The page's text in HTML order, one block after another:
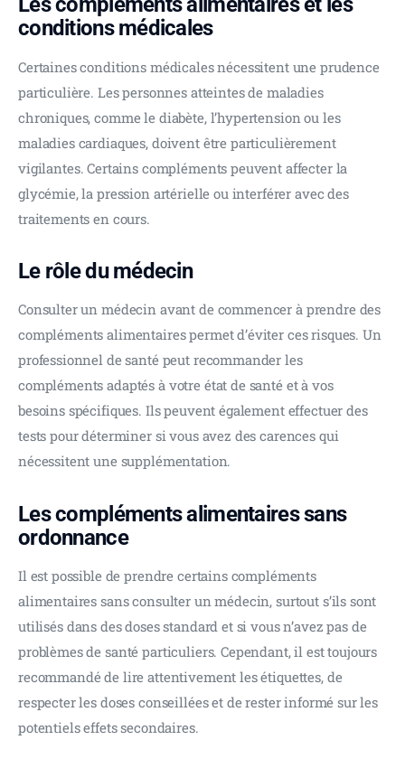
conditions médicales
Certaines conditions médicales nécessitent une prudence
particulière. Les personnes atteintes de maladies
chroniques, comme le diabète, l’hypertension ou les
maladies cardiaques, doivent être particulièrement
vigilantes. Certains compléments peuvent affecter la
glycémie, la pression artérielle ou interférer avec des
traitements en cours.
Le rôle du médecin
Consulter un médecin avant de commencer à prendre des
compléments alimentaires permet d’éviter ces risques. Un
professionnel de santé peut recommander les
compléments adaptés à votre état de santé et à vos
besoins spécifiques. Ils peuvent également effectuer des
tests pour déterminer si vous avez des carences qui
nécessitent une supplémentation.
Les compléments alimentaires sans
ordonnance
Il est possible de prendre certains compléments
alimentaires sans consulter un médecin, surtout s’ils sont
utilisés dans des doses standard et si vous n’avez pas de
problèmes de santé particuliers. Cependant, il est toujours
recommandé de lire attentivement les étiquettes, de
respecter les doses conseillées et de rester informé sur les
potentiels effets secondaires.